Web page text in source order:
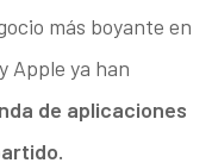
más boyante en
Apple ya han
de aplicaciones